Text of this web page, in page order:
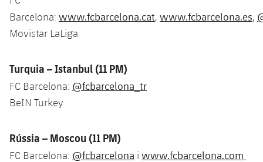
Barcelona: www.fcbarcelona.cat, www.fcbarcelona.es,
Movistar LaLiga
Turquia – Istanbul (11 PM)
FC Barcelona: @fcbarcelona_tr
BeIN Turkey
Rússia – Moscou (11 PM)
FC Barcelona: @fcbarcelona i www.fcbarcelona.com